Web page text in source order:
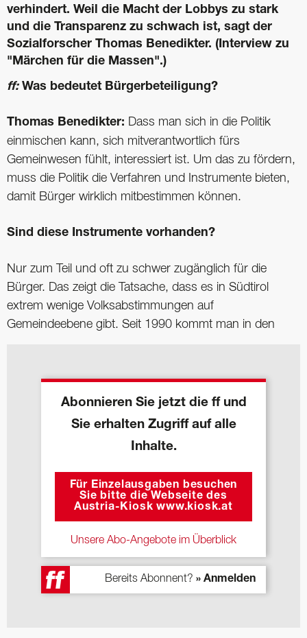
verhindert. Weil die Macht der Lobbys zu stark
und die Transparenz zu schwach ist, sagt der
Sozialforscher Thomas Benedikter. (Interview zu
"Märchen für die Massen".)
ff:Was bedeutet Bürgerbeteiligung?
Thomas Benedikter: Dass man sich in die Politik
einmischen kann, sich mitverantwortlich fürs
Gemeinwesen fühlt, interessiert ist. Um das zu fördern,
muss die Politik die Verfahren und Instrumente bieten,
damit Bürger wirklich mitbestimmen können.
Sind diese Instrumente vorhanden?
Nur zum Teil und oft zu schwer zugänglich für die
Bürger. Das zeigt die Tatsache, dass es in Südtirol
extrem wenige Volksabstimmungen auf
Gemeindeebene gibt. Seit 1990 kommt man in den
Abonnieren Sie jetzt die ff und
Sie erhalten Zugriff auf alle
Inhalte.
Für Einzelausgaben besuchen
Sie bitte die Webseite des
Austria-Kiosk www.kiosk.at
Unsere Abo-Angebote im Überblick
Bereits Abonnent? » Anmelden